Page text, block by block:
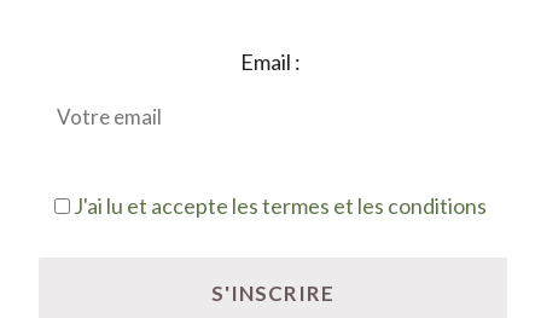
Email :
J'ai lu et accepte les termes et les conditions